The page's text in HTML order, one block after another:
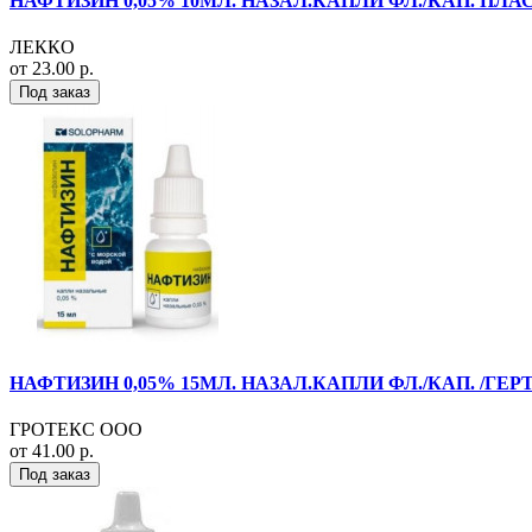
ЛЕККО
от 23.00 р.
Под заказ
НАФТИЗИН 0,05% 15МЛ. НАЗАЛ.КАПЛИ ФЛ./КАП. /
ГРОТЕКС ООО
от 41.00 р.
Под заказ